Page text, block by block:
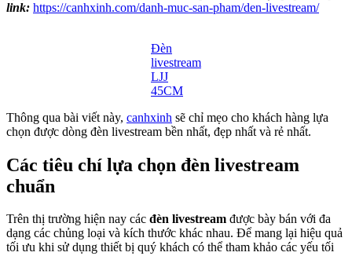
link: https://canhxinh.com/danh-muc-san-pham/den-livestream/
Đèn
livestream
LJJ
45CM
Thông qua bài viết này, canhxinh sẽ chỉ mẹo cho khách hàng lựa
chọn được dòng đèn livestream bền nhất, đẹp nhất và rẻ nhất.
Các tiêu chí lựa chọn đèn livestream
chuẩn
Trên thị trường hiện nay các đèn livestream được bày bán với đa
dạng các chủng loại và kích thước khác nhau. Để mang lại hiệu quả
tối ưu khi sử dụng thiết bị quý khách có thể tham khảo các yếu tối